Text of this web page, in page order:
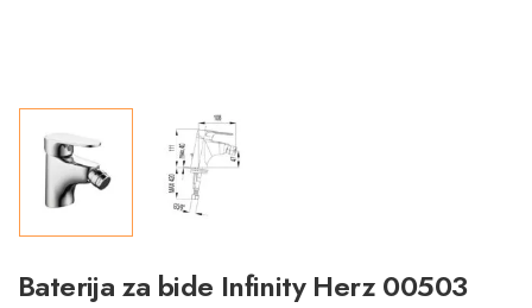
Baterija za bide Infinity Herz 00503